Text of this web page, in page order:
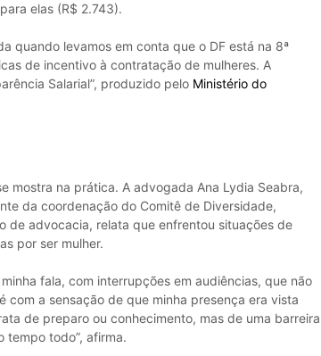
elas (R$ 2.743).
quando levamos em conta que o DF está na 8ª
de incentivo à contratação de mulheres. A
Salarial”, produzido pelo Ministério do
mostra na prática. A advogada Ana Lydia Seabra,
da coordenação do Comitê de Diversidade,
de advocacia, relata que enfrentou situações de
por ser mulher.
fala, com interrupções em audiências, que não
a sensação de que minha presença era vista
de preparo ou conhecimento, mas de uma barreira
tempo todo”, afirma.